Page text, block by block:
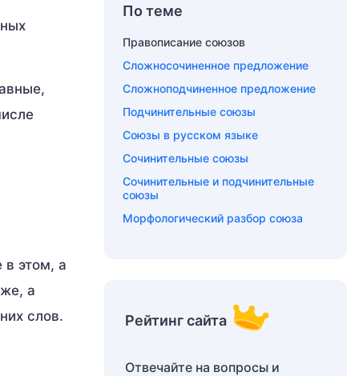
в этом, а
а
слов.
По теме
Правописание союзов
Сложносочиненное предложение
Сложноподчиненное предложение
Подчинительные союзы
Союзы в русском языке
Сочинительные союзы
Сочинительные и подчинительные
союзы
Морфологический разбор союза
Рейтинг сайта
Отвечайте на вопросы и